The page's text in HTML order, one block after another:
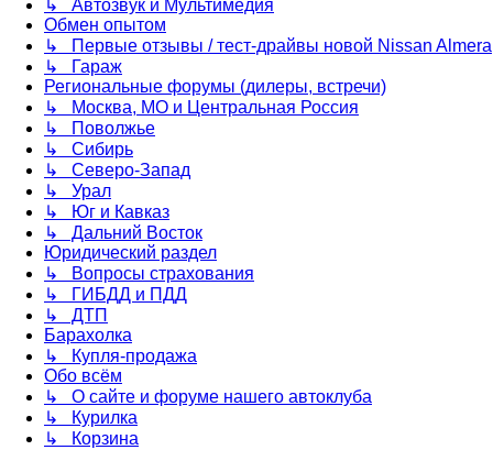
↳ Автозвук и Мультимедия
Обмен опытом
↳ Первые отзывы / тест-драйвы новой Nissan Almera
↳ Гараж
Региональные форумы (дилеры, встречи)
↳ Москва, МО и Центральная Россия
↳ Поволжье
↳ Сибирь
↳ Северо-Запад
↳ Урал
↳ Юг и Кавказ
↳ Дальний Восток
Юридический раздел
↳ Вопросы страхования
↳ ГИБДД и ПДД
↳ ДТП
Барахолка
↳ Купля-продажа
Обо всём
↳ О сайте и форуме нашего автоклуба
↳ Курилка
↳ Корзина